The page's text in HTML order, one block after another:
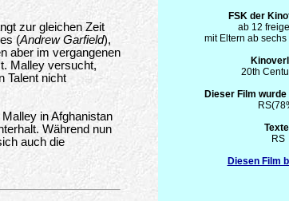
zur gleichen Zeit
(Andrew Garfield),
aber im vergangenen
Malley versucht,
Talent nicht
in Afghanistan
Während nun
auch die
FSK der
ab 12
mit Eltern ab
20th
Dieser Film
RS
Diesen Film